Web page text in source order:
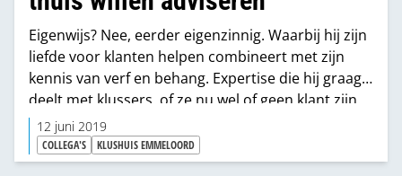
Eigenwijs? Nee, eerder eigenzinnig. Waarbij hij zijn
liefde voor klanten helpen combineert met zijn
kennis van verf en behang. Expertise die hij graag
deelt met klussers, of ze nu wel of geen klant zijn.
“Aansluiten bij een organisatie heeft meer nadelen
dan voordelen. Ik wil mijn eigen ding kunnen
doen.”
12 juni 2019
COLLEGA'S KLUSHUIS EMMELOORD